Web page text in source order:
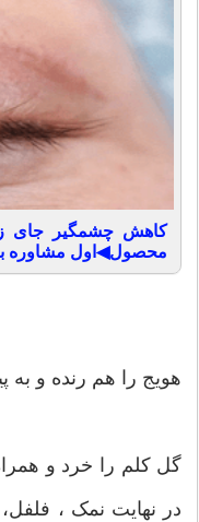
محصول◀اول مشاوره
هویج را هم رنده و به
گل کلم را خرد و​
در نهایت نمک ،